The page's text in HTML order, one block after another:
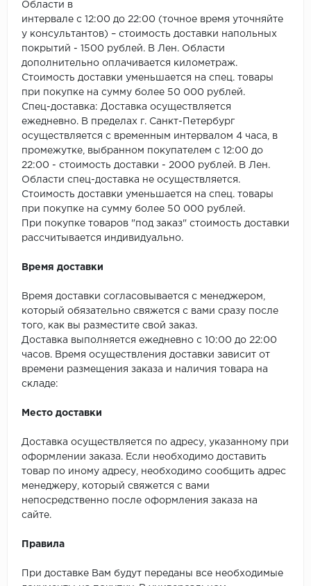
SPC Betta
SPC DEW
SPC Flooring
SPC Ideal Flooring
SPC Kronostep
Tarkett
Tulesna
Veon
Wonderful Vinyl
Области в
интервале с 12:00 до 22:00 (точное время уточняйте
у консультантов) – стоимость доставки напольных
покрытий - 1500 рублей. В Лен. Области
дополнительно оплачивается километраж.
Стоимость доставки уменьшается на спец. товары
при покупке на сумму более 50 000 рублей.
Спец-доставка: Доставка осуществляется
ежедневно. В пределах г. Санкт-Петербург
осуществляется с временным интервалом 4 часа, в
промежутке, выбранном покупателем с 12:00 до
22:00 - стоимость доставки - 2000 рублей. В Лен.
Области спец-доставка не осуществляется.
Стоимость доставки уменьшается на спец. товары
при покупке на сумму более 50 000 рублей.
При покупке товаров "под заказ" стоимость доставки
рассчитывается индивидуально.
Время доставки
Время доставки согласовывается с менеджером,
который обязательно свяжется с вами сразу после
того, как вы разместите свой заказ.
Доставка выполняется ежедневно с 10:00 до 22:00
часов. Время осуществления доставки зависит от
времени размещения заказа и наличия товара на
складе:
Место доставки
Доставка осуществляется по адресу, указанному при
оформлении заказа. Если необходимо доставить
товар по иному адресу, необходимо сообщить адрес
менеджеру, который свяжется с вами
непосредственно после оформления заказа на
сайте.
Правила
При доставке Вам будут переданы все необходимые